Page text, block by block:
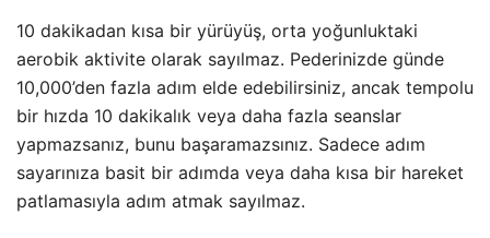
10 dakikadan kısa bir yürüyüş, orta yoğunluktaki
aerobik aktivite olarak sayılmaz. Pederinizde günde
10,000’den fazla adım elde edebilirsiniz, ancak tempolu
bir hızda 10 dakikalık veya daha fazla seanslar
yapmazsanız, bunu başaramazsınız. Sadece adım
sayarınıza basit bir adımda veya daha kısa bir hareket
patlamasıyla adım atmak sayılmaz.